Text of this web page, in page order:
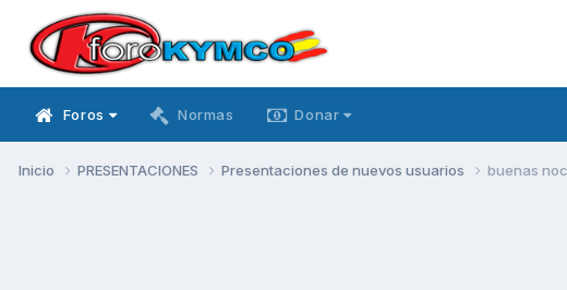
Foros Normas Donar
Inicio PRESENTACIONES Presentaciones de nuevos usuarios buenas